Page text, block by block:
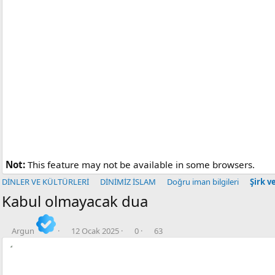
Not: This feature may not be available in some browsers.
DİNLER VE KÜLTÜRLERİ DİNİMİZ İSLAM Doğru iman bilgileri Şirk
Kabul olmayacak dua
o
n
Argun
a
ş
12 Ocak 2025
C
e
0
G
ö
63